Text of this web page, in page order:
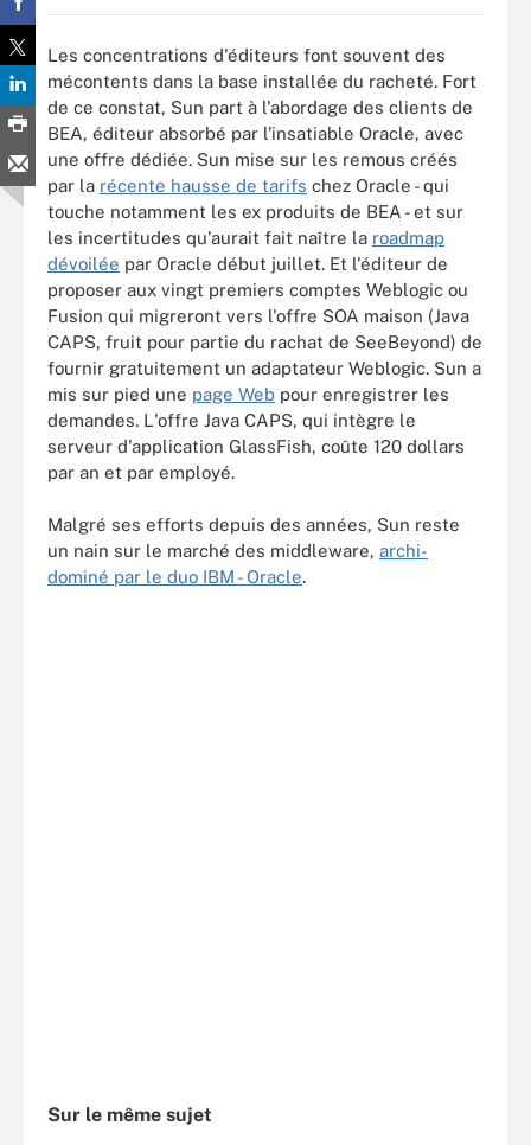
Les concentrations d'éditeurs font souvent des
mécontents dans la base installée du racheté. Fort
de ce constat, Sun part à l'abordage des clients de
BEA, éditeur absorbé par l'insatiable Oracle, avec
une offre dédiée. Sun mise sur les remous créés
par la récente hausse de tarifs chez Oracle - qui
touche notamment les ex produits de BEA - et sur
les incertitudes qu'aurait fait naître la roadmap
dévoilée par Oracle début juillet. Et l'éditeur de
proposer aux vingt premiers comptes Weblogic ou
Fusion qui migreront vers l'offre SOA maison (Java
CAPS, fruit pour partie du rachat de SeeBeyond) de
fournir gratuitement un adaptateur Weblogic. Sun a
mis sur pied une page Web pour enregistrer les
demandes. L'offre Java CAPS, qui intègre le
serveur d'application GlassFish, coûte 120 dollars
par an et par employé.
Malgré ses efforts depuis des années, Sun reste
un nain sur le marché des middleware, archi-
dominé par le duo IBM - Oracle.
Sur le même sujet